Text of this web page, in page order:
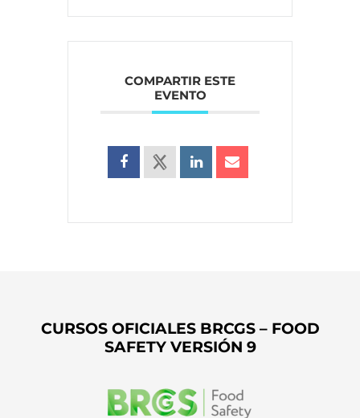
COMPARTIR ESTE
EVENTO
CURSOS OFICIALES BRCGS – FOOD
SAFETY VERSIÓN 9